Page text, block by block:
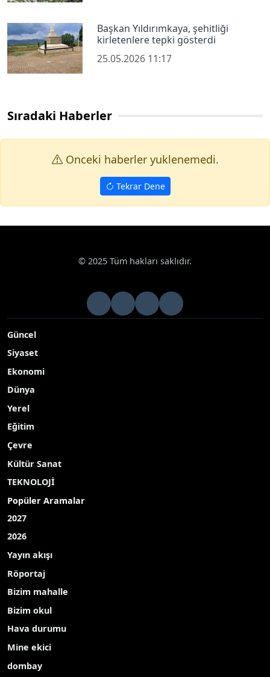
Başkan Yıldırımkaya, şehitliği
kirletenlere tepki gösterdi
25.05.2026 11:17
Sıradaki Haberler
Onceki haberler yuklenemedi.
Tekrar Dene
© 2025 Tüm hakları saklıdır.
Güncel
Siyaset
Ekonomi
Dünya
Yerel
Eğitim
Çevre
Kültür Sanat
TEKNOLOJİ
Popüler Aramalar
2027
2026
Yayın akışı
Röportaj
Bizim mahalle
Bizim okul
Hava durumu
Mine ekici
dombay